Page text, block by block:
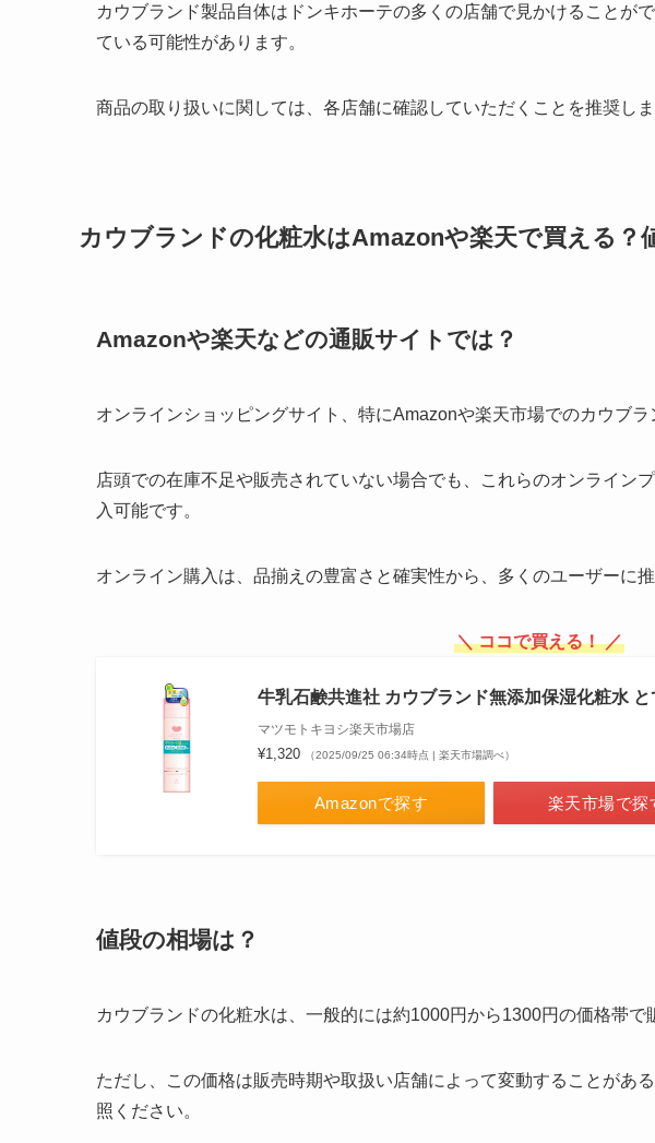
カウブランド製品自体はドンキホーテの多くの店舗で見かけることが
ている可能性があります。
商品の取り扱いに関しては、各店舗に確認していただくことを推奨しま
カウブランドの化粧水はAmazonや楽天で買える？
Amazonや楽天などの通販サイトでは？
オンラインショッピングサイト、特にAmazonや楽天市場でのカウブラ
店頭での在庫不足や販売されていない場合でも、これらのオンライン
入可能です。
オンライン購入は、品揃えの豊富さと確実性から、多くのユーザーに推
＼ ココで買える！ ／
牛乳石鹸共進社 カウブランド無添加保湿化粧水
マツモトキヨシ楽天市場店
¥1,320 （2025/09/25 06:34時点 | 楽天市場調べ）
Amazonで探す 楽天市場で探
値段の相場は？
カウブランドの化粧水は、一般的には約1000円から1300円の価格帯で
ただし、この価格は販売時期や取扱い店舗によって変動することがあ
照ください。